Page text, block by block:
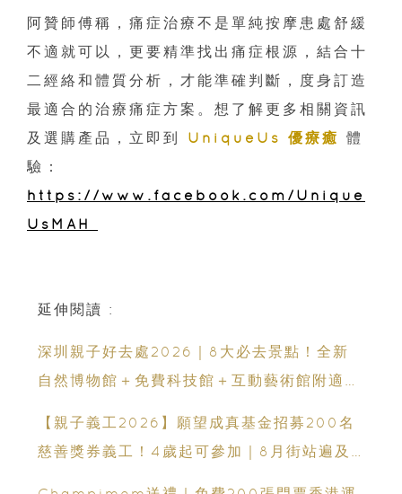
阿贊師傅稱，痛症治療不是單純按摩患處舒緩
不適就可以，更要精準找出痛症根源，結合十
二經絡和體質分析，才能準確判斷，度身訂造
最適合的治療痛症方案。想了解更多相關資訊
及選購產品，立即到 UniqueUs 優療癒
體
驗：
https://www.facebook.com/Unique
UsMAH
延伸閱讀 :
深圳親子好去處2026｜8大必去景點！全新
自然博物館＋免費科技館＋互動藝術館附適合
【親子義工2026】願望成真基金招募200名
慈善獎券義工！4歲起可參加｜8月街站遍及